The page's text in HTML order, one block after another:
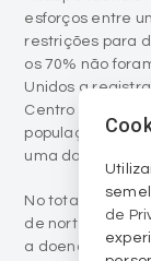
esforços entre
restrições para
os 70% não
Unidos a
Centro de
população com
uma dose da
No total, até ao
de norte-
a doença, o que
de